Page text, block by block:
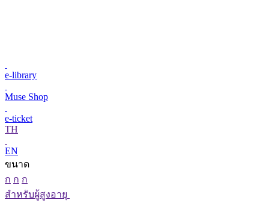
e-library
Muse Shop
e-ticket
TH
EN
ขนาด
ก ก ก
สำหรับผู้สูงอายุ